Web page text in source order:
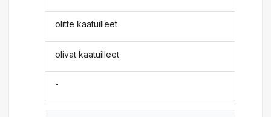
olitte kaatuilleet
olivat kaatuilleet
-